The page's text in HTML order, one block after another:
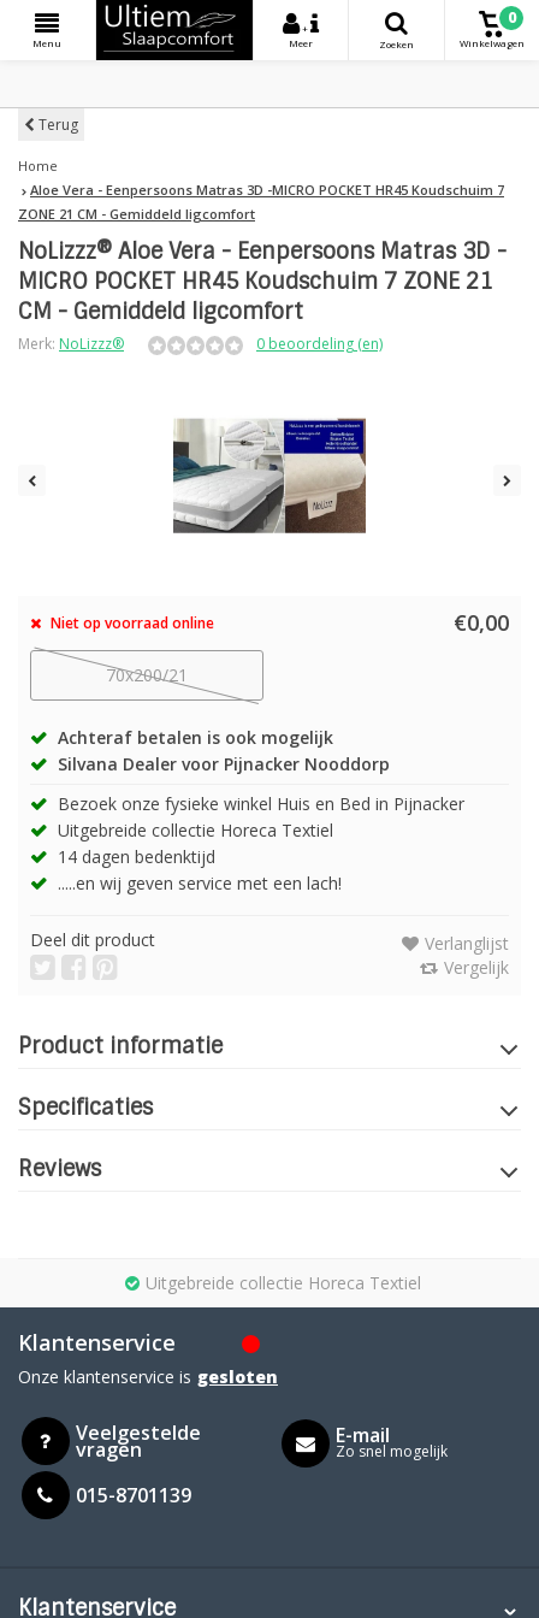
Menu
+
Meer
Zoeken
0
Winkelwagen
Terug
Home
Aloe Vera - Eenpersoons Matras 3D -MICRO POCKET HR45 Koudschuim 7
ZONE 21 CM - Gemiddeld ligcomfort
NoLizzz® Aloe Vera - Eenpersoons Matras 3D -
MICRO POCKET HR45 Koudschuim 7 ZONE 21
CM - Gemiddeld ligcomfort
Merk: NoLizzz® 0 beoordeling (en)
Niet op voorraad online €0,00
70x200/21
Achteraf betalen is ook mogelijk
Silvana Dealer voor Pijnacker Nooddorp
Bezoek onze fysieke winkel Huis en Bed in Pijnacker
Uitgebreide collectie Horeca Textiel
14 dagen bedenktijd
.....en wij geven service met een lach!
Deel dit product
Verlanglijst
Vergelijk
Product informatie
Specificaties
Reviews
Uitgebreide collectie Horeca Textiel
Klantenservice
Onze klantenservice is gesloten
Veelgestelde
vragen
015-8701139
E-mail
Zo snel mogelijk
Klantenservice